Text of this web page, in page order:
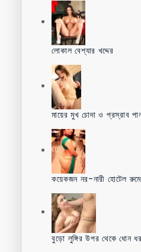
লোকাল বেশ্যার খদ্দের
মায়ের মুখ চোদা ও প্রস্রাব
কয়েকজন নর-নারী হোটেল
বুড়ো লুঙ্গির উপর থেকে ধোন